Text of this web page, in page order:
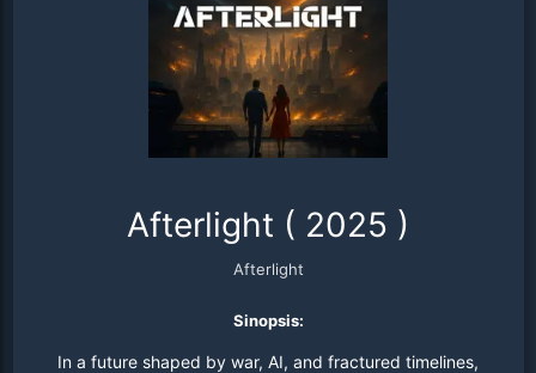
Afterlight ( 2025 )
Afterlight
Sinopsis:
In a future shaped by war, AI, and fractured timelines,